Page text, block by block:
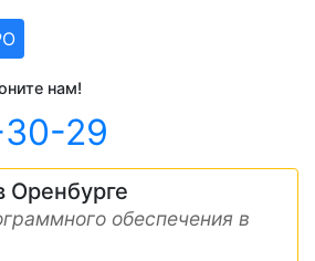
нам!
29
Оренбурге
обеспечения в